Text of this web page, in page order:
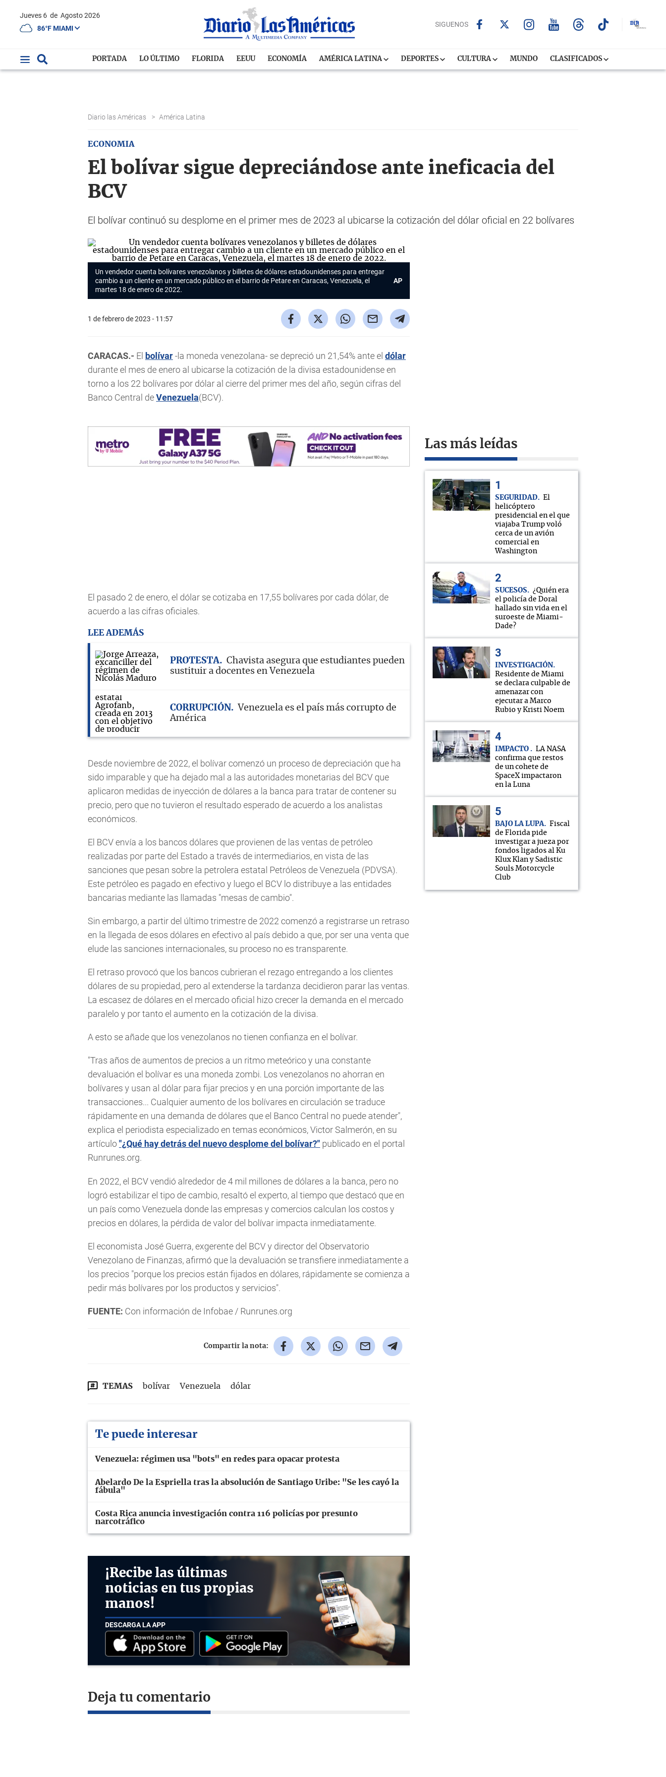
Jueves 6 de Agosto 2026
86°F MIAMI
SIGUENOS
PORTADA LO ÚLTIMO FLORIDA EEUU ECONOMÍA AMÉRICA LATINA DEPORTES CULTURA MUNDO CLASIFICADOS
Diario las Américas > América Latina
ECONOMIA
El bolívar sigue depreciándose ante ineficacia del
BCV
El bolívar continuó su desplome en el primer mes de 2023 al ubicarse la cotización del dólar oficial en 22 bolívares
Un vendedor cuenta bolívares venezolanos y billetes de dólares estadounidenses para entregar
cambio a un cliente en un mercado público en el barrio de Petare en Caracas, Venezuela, el
martes 18 de enero de 2022.
AP
1 de febrero de 2023 - 11:57
CARACAS.- El bolívar-la moneda venezolana- se depreció un 21,54% ante el dólar
durante el mes de enero al ubicarse la cotización de la divisa estadounidense en
torno a los 22 bolívares por dólar al cierre del primer mes del año, según cifras del
Banco Central deVenezuela(BCV).
El pasado 2 de enero, el dólar se cotizaba en 17,55 bolívares por cada dólar, de
acuerdo a las cifras oficiales.
LEE ADEMÁS
PROTESTA
Chavista asegura que estudiantes pueden
sustituir a docentes en Venezuela
CORRUPCIÓN
Venezuela es el país más corrupto de
América
Desde noviembre de 2022, el bolívar comenzó un proceso de depreciación que ha
sido imparable y que ha dejado mal a las autoridades monetarias del BCV que
aplicaron medidas de inyección de dólares a la banca para tratar de contener su
precio, pero que no tuvieron el resultado esperado de acuerdo a los analistas
económicos.
El BCV envía a los bancos dólares que provienen de las ventas de petróleo
realizadas por parte del Estado a través de intermediarios, en vista de las
sanciones que pesan sobre la petrolera estatal Petróleos de Venezuela (PDVSA).
Este petróleo es pagado en efectivo y luego el BCV lo distribuye a las entidades
bancarias mediante las llamadas "mesas de cambio".
Sin embargo, a partir del último trimestre de 2022 comenzó a registrarse un retraso
en la llegada de esos dólares en efectivo al país debido a que, por ser una venta que
elude las sanciones internacionales, su proceso no es transparente.
El retraso provocó que los bancos cubrieran el rezago entregando a los clientes
dólares de su propiedad, pero al extenderse la tardanza decidieron parar las ventas.
La escasez de dólares en el mercado oficial hizo crecer la demanda en el mercado
paralelo y por tanto el aumento en la cotización de la divisa.
A esto se añade que los venezolanos no tienen confianza en el bolívar.
"Tras años de aumentos de precios a un ritmo meteórico y una constante
devaluación el bolívar es una moneda zombi. Los venezolanos no ahorran en
bolívares y usan al dólar para fijar precios y en una porción importante de las
transacciones... Cualquier aumento de los bolívares en circulación se traduce
rápidamente en una demanda de dólares que el Banco Central no puede atender",
explica el periodista especializado en temas económicos, Victor Salmerón, en su
artículo"¿Qué hay detrás del nuevo desplome del bolívar?" publicado en el portal
Runrunes.org.
En 2022, el BCV vendió alrededor de 4 mil millones de dólares a la banca, pero no
logró estabilizar el tipo de cambio, resaltó el experto, al tiempo que destacó que en
un país como Venezuela donde las empresas y comercios calculan los costos y
precios en dólares, la pérdida de valor del bolívar impacta inmediatamente.
El economista José Guerra, exgerente del BCV y director del Observatorio
Venezolano de Finanzas, afirmó que la devaluación se transfiere inmediatamente a
los precios "porque los precios están fijados en dólares, rápidamente se comienza a
pedir más bolívares por los productos y servicios".
FUENTE: Con información de Infobae / Runrunes.org
Compartir la nota:
TEMAS bolívar Venezuela dólar
Te puede interesar
Venezuela: régimen usa "bots" en redes para opacar protesta
Abelardo De la Espriella tras la absolución de Santiago Uribe: "Se les cayó la
fábula"
Costa Rica anuncia investigación contra 116 policías por presunto
narcotráfico
¡Recibe las últimas
noticias en tus propias
manos!
DESCARGA LA APP
Deja tu comentario
Las más leídas
SEGURIDAD
El
helicóptero
presidencial en el que
viajaba Trump voló
cerca de un avión
comercial en
Washington
SUCESOS
¿Quién era
el policía de Doral
hallado sin vida en el
suroeste de Miami-
Dade?
INVESTIGACIÓN
Residente de Miami
se declara culpable de
amenazar con
ejecutar a Marco
Rubio y Kristi Noem
IMPACTO
LA NASA
confirma que restos
de un cohete de
SpaceX impactaron
en la Luna
BAJO LA LUPA
Fiscal
de Florida pide
investigar a jueza por
fondos ligados al Ku
Klux Klan y Sadistic
Souls Motorcycle
Club